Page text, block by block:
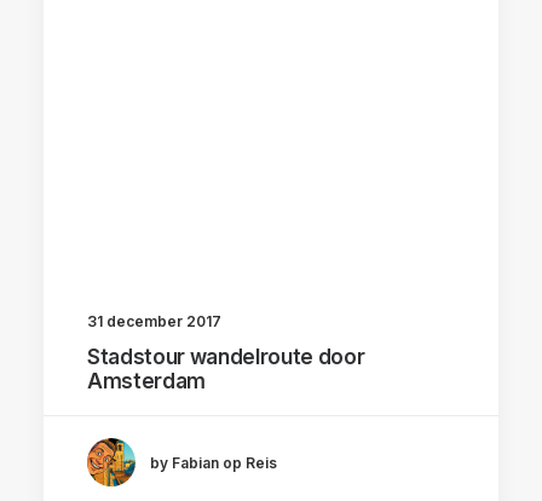
31 december 2017
Stadstour wandelroute door
Amsterdam
by Fabian op Reis